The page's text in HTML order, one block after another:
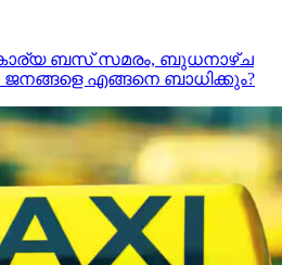
ബസ് സമരം, ബുധനാഴ്ച
ജനങ്ങളെ എങ്ങനെ ബാധിക്കും?